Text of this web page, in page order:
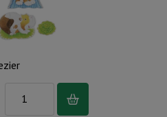
huisdierenplezier